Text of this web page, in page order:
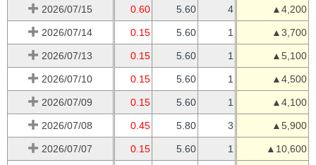
2026/07/15 0.60 5.60 4 ▲4,200
2026/07/14 0.15 5.60 1 ▲3,700
2026/07/13 0.15 5.60 1 ▲5,100
2026/07/10 0.15 5.60 1 ▲4,500
2026/07/09 0.15 5.60 1 ▲4,100
2026/07/08 0.45 5.80 3 ▲5,900
2026/07/07 0.15 5.60 1 ▲10,600